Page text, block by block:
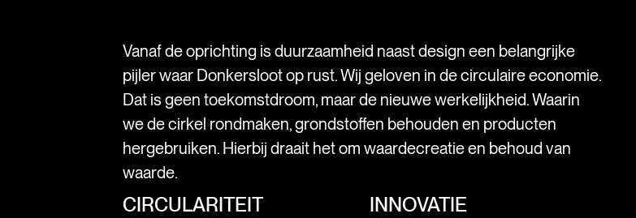
Vanaf de oprichting is duurzaamheid naast design een belangrijke
pijler waar Donkersloot op rust. Wij geloven in de circulaire economie.
Dat is geen toekomstdroom, maar de nieuwe werkelijkheid. Waarin
we de cirkel rondmaken, grondstoffen behouden en producten
hergebruiken. Hierbij draait het om waardecreatie en behoud van
waarde.
CIRCULARITEIT INNOVATIE